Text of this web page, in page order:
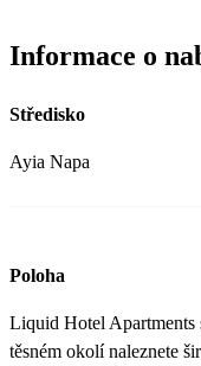
Informace o
Středisko
Ayia Napa
Poloha
Liquid Hotel Apartments
těsném okolí naleznete